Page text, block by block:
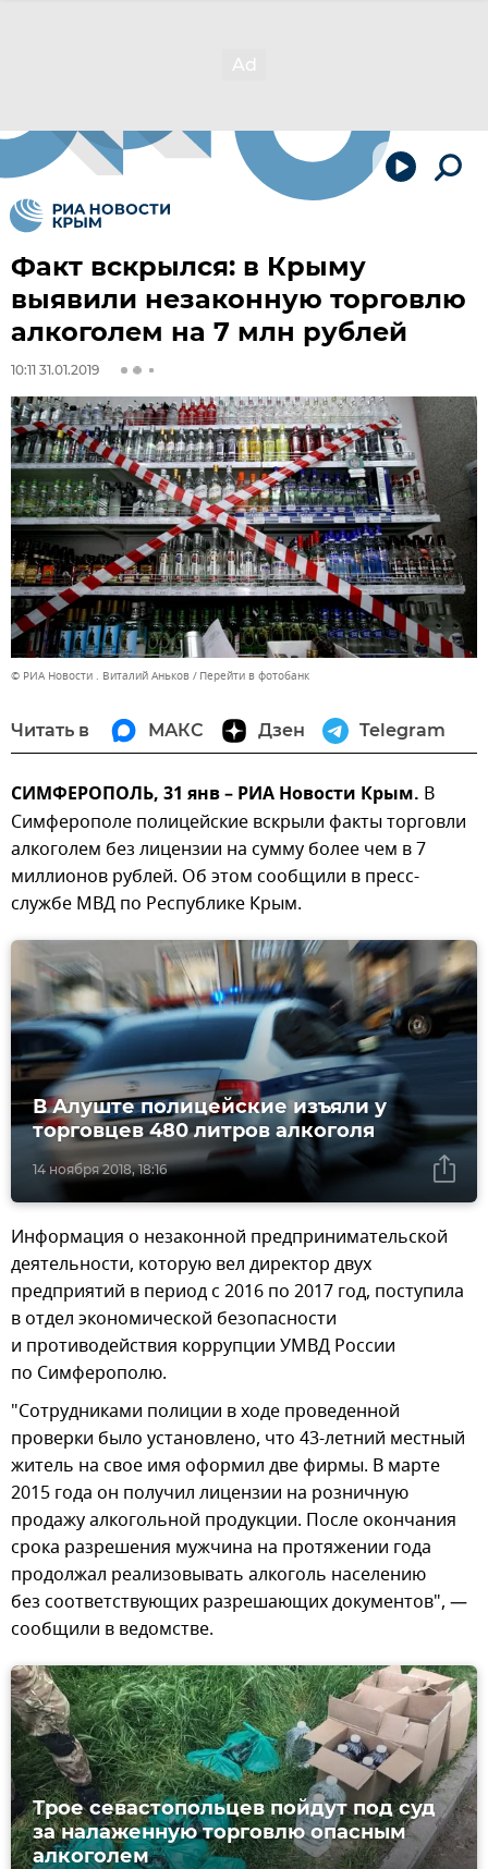
Факт вскрылся: в Крыму
выявили незаконную торговлю
алкоголем на 7 млн рублей
10:11 31.01.2019
© РИА Новости . Виталий Аньков Перейти в фотобанк
Читать в МАКС Дзен Telegram
СИМФЕРОПОЛЬ, 31 янв – РИА Новости Крым. В
Симферополе полицейские вскрыли факты торговли
алкоголем без лицензии на сумму более чем в 7
миллионов рублей. Об этом сообщили в пресс-
службе МВД по Республике Крым.
14 ноября 2018, 18:16
В Алуште полицейские изъяли у
торговцев 480 литров алкоголя
Информация о незаконной предпринимательской
деятельности, которую вел директор двух
предприятий в период с 2016 по 2017 год, поступила
в отдел экономической безопасности
и противодействия коррупции УМВД России
по Симферополю.
"Сотрудниками полиции в ходе проведенной
проверки было установлено, что 43-летний местный
житель на свое имя оформил две фирмы. В марте
2015 года он получил лицензии на розничную
продажу алкогольной продукции. После окончания
срока разрешения мужчина на протяжении года
продолжал реализовывать алкоголь населению
без соответствующих разрешающих документов", —
сообщили в ведомстве.
Трое севастопольцев пойдут под суд
за налаженную торговлю опасным
алкоголем